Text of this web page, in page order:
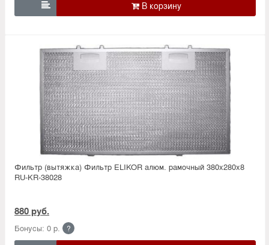

Фильтр (вытяжка) Фильтр ELIKOR алюм. рамочный 380х280х8
RU-KR-38028
880 руб.
Бонусы: 0 р. ?